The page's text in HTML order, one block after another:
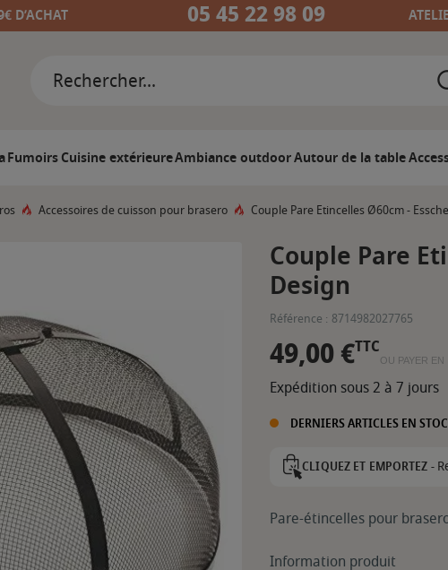
D’ACHAT 05 45 22 98 09
FumoirsCuisine extérieureAmbiance outdoorAutour de la table
Accessoires de cuisson pour brasero Couple Pare Etincelles Ø60cm -
Couple Pare
Design
Référence : 8714982027765
49,00 €TTC
OU PAYER EN
Expédition sous 2 à 7 jours
DERNIERS ARTICLES EN
CLIQUEZ ET EMPORTEZ -
Pare-étincelles pour
Information produit